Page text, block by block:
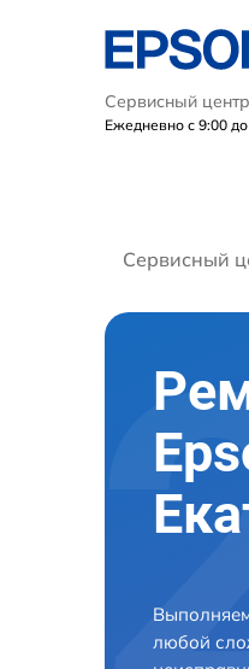
Сервисный
Ежедневно с 9:00
Сервисный
любой